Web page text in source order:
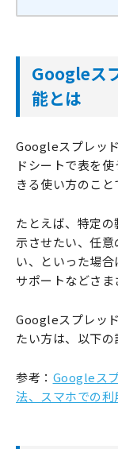
Googleス
能とは
Googleスプレッ
ドシートで表を
きる使い方のこと
たとえば、特定
示させたい、任
い、といった場
サポートなどさま
Googleスプレッ
たい方は、以下の
参考： Googleス
法、スマホでの利